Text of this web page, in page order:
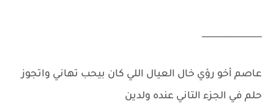
______________
عاصم أخو رؤي خال العيال اللي كان بيحب تهاني واتجوز
حلم في الجزء التاني عنده ولدين